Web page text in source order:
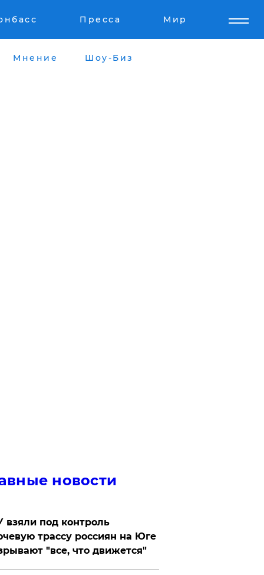
Пресса Мир
Мнение Шоу-Биз
новости
взяли под контроль
трассу россиян на Юге
"все, что движется"